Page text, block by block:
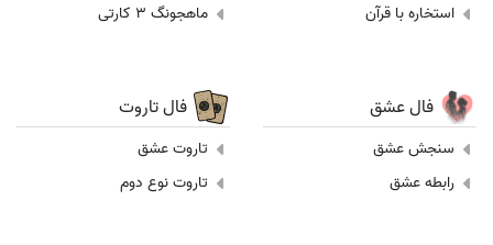
استخاره با قرآن
ماهجونگ 3 کارتی
فال عشق
سنجش عشق
رابطه عشق
فال تاروت
تاروت عشق
تاروت نوع دوم